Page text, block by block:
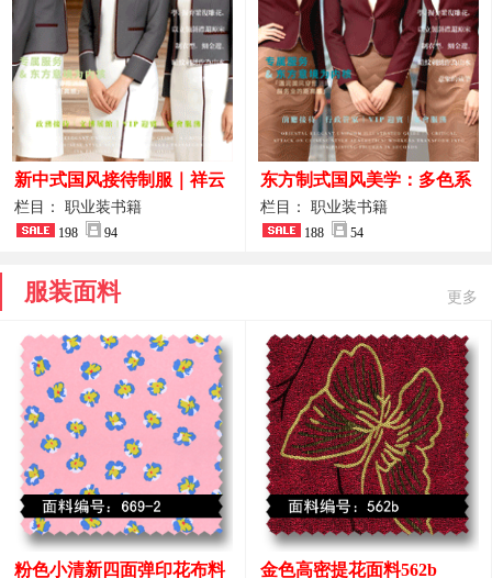
新中式国风接待制服｜祥云
刺绣打造高端厅堂东方美学
栏目： 职业装书籍
198 94
东方制式国风美学：多色系
新中式前厅管家VIP接待员
工作服合集
栏目： 职业装书籍
188 54
服装面料 更多
粉色小清新四面弹印花布料 金色高密提花面料562b